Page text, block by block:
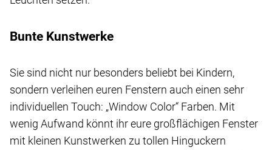
Bunte Kunstwerke
Sie sind nicht nur besonders beliebt bei Kindern,
sondern verleihen euren Fenstern auch einen sehr
individuellen Touch: „Window Color“ Farben. Mit
wenig Aufwand könnt ihr eure großflächigen Fenster
mit kleinen Kunstwerken zu tollen Hinguckern